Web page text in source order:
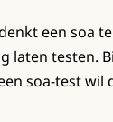
een soa
laten testen.
soa-test wil